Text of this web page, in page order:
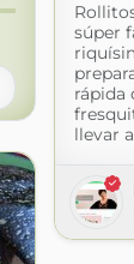
súper
rápida
llevar